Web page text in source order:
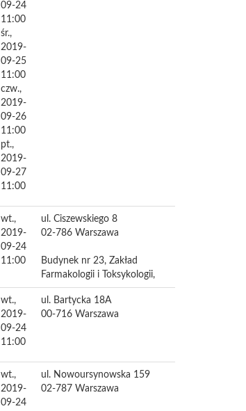
09-24
11:00
śr.,
2019-
09-25
11:00
czw.,
2019-
09-26
11:00
pt.,
2019-
09-27
11:00
wt.,
2019-
09-24
11:00
ul. Ciszewskiego 8
02-786 Warszawa
Budynek nr 23, Zakład
Farmakologii i Toksykologii,
wt.,
2019-
09-24
11:00
ul. Bartycka 18A
00-716 Warszawa
wt.,
2019-
09-24
ul. Nowoursynowska 159
02-787 Warszawa